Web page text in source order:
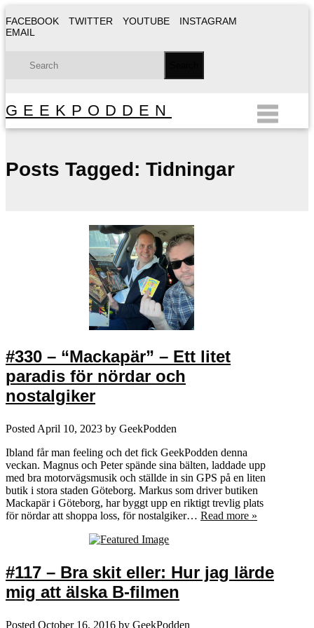
FACEBOOK TWITTER YOUTUBE
INSTAGRAM
EMAIL
GEEKPODDEN
Posts Tagged: Tidningar
#330 – “Mackapär” – Ett litet
paradis för nördar och
nostalgiker
Posted April 10, 2023 by GeekPodden
Ibland får man feeling och det fick GeekPodden denna
veckan. Magnus och Peter spände sina bälten, laddade upp
med bra motorvägsmusik och ställde in sin GPS på en liten
butik i stora staden Göteborg. Markus som driver butiken
Mackapär i Göteborg, har byggt upp en riktigt trevlig plats
för nördar att shoppa loss, för nostalgiker… Read more »
#117 – Bra skit eller: Hur jag lärde
mig att älska B-filmen
Posted October 16, 2016 by GeekPodden